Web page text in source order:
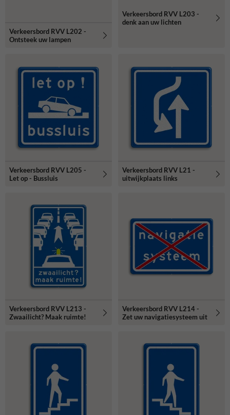
Verkeersbord RVV L202 -
Ontsteek uw lampen
Verkeersbord RVV L203 -
denk aan uw lichten
Verkeersbord RVV L205 -
Let op - Bussluis
Verkeersbord RVV L21 -
uitwijkplaats links
Verkeersbord RVV L213 -
Zwaailicht? Maak ruimte!
Verkeersbord RVV L214 -
Zet uw navigatiesysteem uit